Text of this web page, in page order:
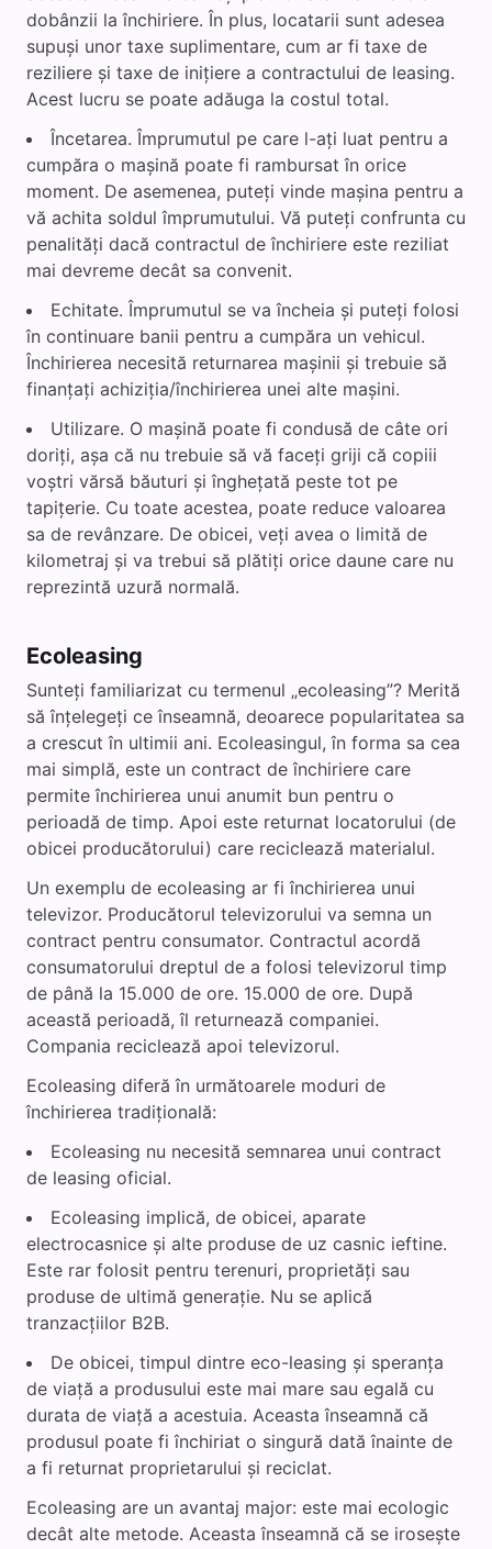
dobânzii la închiriere. În plus, locatarii sunt adesea
supuși unor taxe suplimentare, cum ar fi taxe de
reziliere și taxe de inițiere a contractului de leasing.
Acest lucru se poate adăuga la costul total.
Încetarea. Împrumutul pe care l-ați luat pentru a
cumpăra o mașină poate fi rambursat în orice
moment. De asemenea, puteți vinde mașina pentru a
vă achita soldul împrumutului. Vă puteți confrunta cu
penalități dacă contractul de închiriere este reziliat
mai devreme decât sa convenit.
Echitate. Împrumutul se va încheia și puteți folosi
în continuare banii pentru a cumpăra un vehicul.
Închirierea necesită returnarea mașinii și trebuie să
finanțați achiziția/închirierea unei alte mașini.
Utilizare. O mașină poate fi condusă de câte ori
doriți, așa că nu trebuie să vă faceți griji că copiii
voștri vărsă băuturi și înghețată peste tot pe
tapițerie. Cu toate acestea, poate reduce valoarea
sa de revânzare. De obicei, veți avea o limită de
kilometraj și va trebui să plătiți orice daune care nu
reprezintă uzură normală.
Ecoleasing
Sunteți familiarizat cu termenul „ecoleasing”? Merită
să înțelegeți ce înseamnă, deoarece popularitatea sa
a crescut în ultimii ani. Ecoleasingul, în forma sa cea
mai simplă, este un contract de închiriere care
permite închirierea unui anumit bun pentru o
perioadă de timp. Apoi este returnat locatorului (de
obicei producătorului) care reciclează materialul.
Un exemplu de ecoleasing ar fi închirierea unui
televizor. Producătorul televizorului va semna un
contract pentru consumator. Contractul acordă
consumatorului dreptul de a folosi televizorul timp
de până la 15.000 de ore. 15.000 de ore. După
această perioadă, îl returnează companiei.
Compania reciclează apoi televizorul.
Ecoleasing diferă în următoarele moduri de
închirierea tradițională:
Ecoleasing nu necesită semnarea unui contract
de leasing oficial.
Ecoleasing implică, de obicei, aparate
electrocasnice și alte produse de uz casnic ieftine.
Este rar folosit pentru terenuri, proprietăți sau
produse de ultimă generație. Nu se aplică
tranzacțiilor B2B.
De obicei, timpul dintre eco-leasing și speranța
de viață a produsului este mai mare sau egală cu
durata de viață a acestuia. Aceasta înseamnă că
produsul poate fi închiriat o singură dată înainte de
a fi returnat proprietarului și reciclat.
Ecoleasing are un avantaj major: este mai ecologic
decât alte metode. Aceasta înseamnă că se irosește